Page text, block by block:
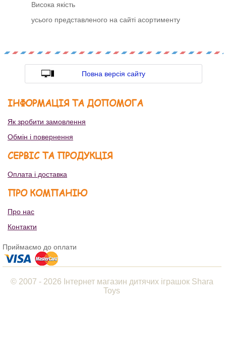
Висока якість
усього представленого на сайті асортименту
Повна версія сайту
ІНФОРМАЦІЯ ТА ДОПОМОГА
Як зробити замовлення
Обмін і повернення
СЕРВІС ТА ПРОДУКЦІЯ
Оплата і доставка
ПРО КОМПАНІЮ
Про нас
Контакти
Приймаємо до оплати
© 2007 - 2026 Інтернет магазин дитячих іграшок Shara
Toys